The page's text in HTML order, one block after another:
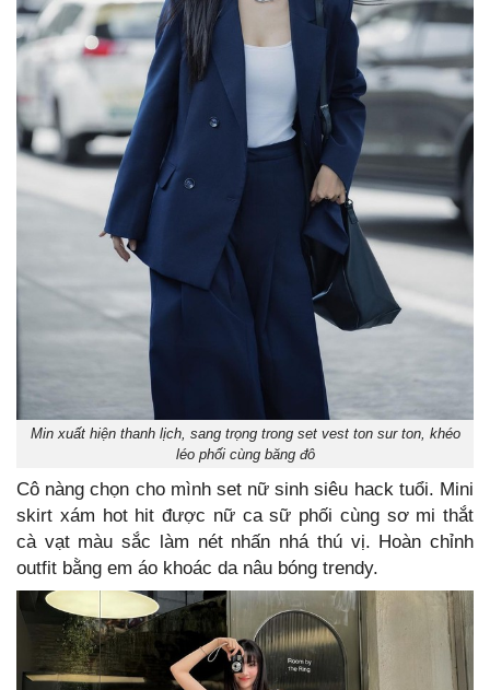
Min xuất hiện thanh lịch, sang trọng trong set vest ton sur ton, khéo
léo phối cùng băng đô
Cô nàng chọn cho mình set nữ sinh siêu hack tuổi. Mini
skirt xám hot hit được nữ ca sữ phối cùng sơ mi thắt
cà vạt màu sắc làm nét nhấn nhá thú vị. Hoàn chỉnh
outfit bằng em áo khoác da nâu bóng trendy.